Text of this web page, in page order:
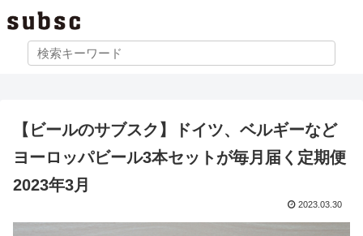
【ビールのサブスク】ドイツ、ベルギーなど
ヨーロッパビール3本セットが毎月届く定期便
2023年3月
2023.03.30